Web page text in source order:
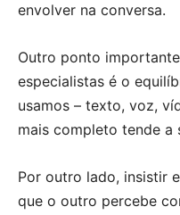
envolver na conversa.
Outro ponto
especialistas é o
usamos – texto, voz,
mais completo tende a
Por outro lado, insistir
que o outro percebe